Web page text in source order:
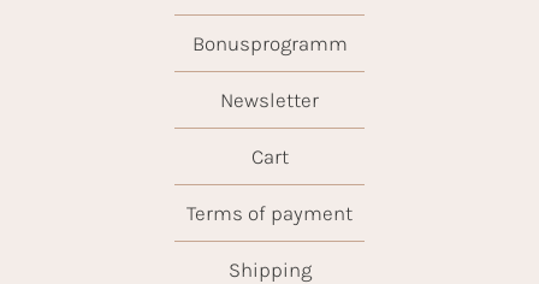
Bonusprogramm
Newsletter
Cart
Terms of payment
Shipping